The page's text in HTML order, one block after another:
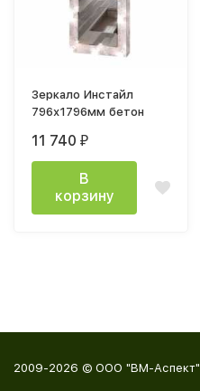
Зеркало Инстайл
796х1796мм бетон
11 740 ₽
В
корзину
2009-2026 © ООО "ВМ-Аспект"